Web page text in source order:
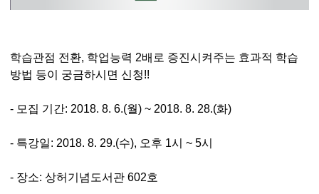
학습관점 전환, 학업능력 2배로 증진시켜주는 효과적 학습
방법 등이 궁금하시면 신청!!
- 모집 기간: 2018. 8. 6.(월) ~ 2018. 8. 28.(화)
- 특강일: 2018. 8. 29.(수), 오후 1시 ~ 5시
- 장소: 상허기념도서관 602호